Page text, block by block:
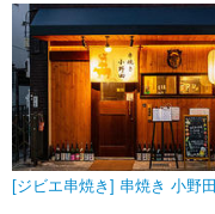
[ジビエ串焼き] 串焼き 小野田